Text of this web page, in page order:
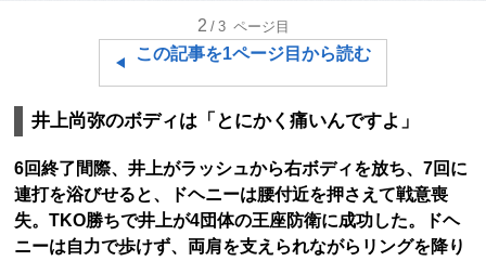
2 /3 ページ目
この記事を1ページ目から読む
井上尚弥のボディは「とにかく痛いんですよ」
6回終了間際、井上がラッシュから右ボディを放ち、7回に
連打を浴びせると、ドヘニーは腰付近を押さえて戦意喪
失。TKO勝ちで井上が4団体の王座防衛に成功した。ドヘ
ニーは自力で歩けず、両肩を支えられながらリングを降り